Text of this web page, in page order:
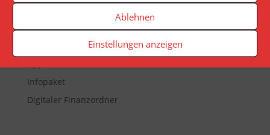
Ablehnen
Einstellungen anzeigen
Newsletter
Infopaket
Digitaler Finanzordner